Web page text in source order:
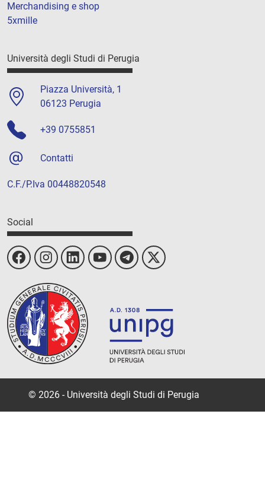
Merchandising e shop
5xmille
Università degli Studi di Perugia
Piazza Università, 1
06123 Perugia
+39 0755851
Contatti
C.F./P.Iva 00448820548
Social
© 2026 - Università degli Studi di Perugia